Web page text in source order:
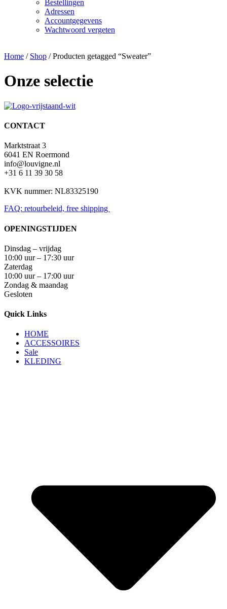
Bestellingen
Adressen
Accountgegevens
Wachtwoord vergeten
Home / Shop / Producten getagged “Sweater”
Onze selectie
CONTACT
Marktstraat 3
6041 EN Roermond
info@louvigne.nl
+31 6 11 39 30 58
KVK nummer: NL83325190
FAQ: retourbeleid, free shipping
OPENINGSTIJDEN
Dinsdag – vrijdag
10:00 uur – 17:30 uur
Zaterdag
10:00 uur – 17:00 uur
Zondag & maandag
Gesloten
Quick Links
HOME
ACCESSOIRES
Sale
KLEDING